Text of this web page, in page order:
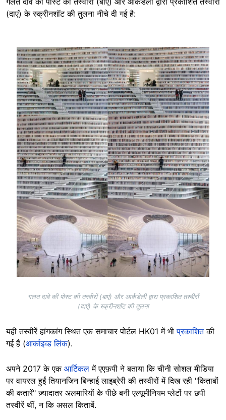
(दाएं) के स्क्रीनशॉट की तुलना नीचे दी गई है:
Image
गलत दावे की पोस्ट की तस्वीरों (बाएं) और आर्कडेली द्वारा प्रकाशित तस्वीरों
(दाएं) के स्क्रीनशॉट की तुलना
यही तस्वीरें हांगकांग स्थित एक समाचार पोर्टल HK01 में भीप्रकाशितकी
गई हैं (आर्काइव्ड लिंक).
अपने 2017 के एक आर्टिकलमें एएफ़पी ने बताया कि चीनी सोशल मीडिया
पर वायरल हुईं तियानजिन बिन्हाई लाइब्रेरी की तस्वीरों में दिख रही "किताबों
की कतारें" ज़्यादातर अलमारियों के पीछे बनी एल्यूमीनियम प्लेटों पर छपी
तस्वीरें थीं, न कि असल किताबें.